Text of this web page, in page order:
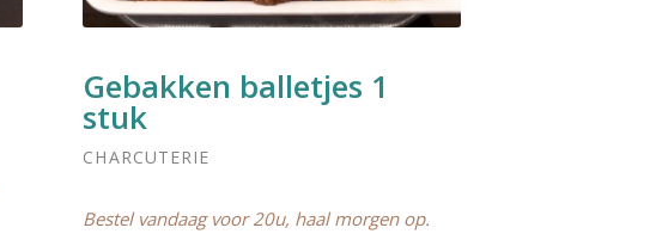
Gebakken balletjes 1
stuk
CHARCUTERIE
Bestel vandaag voor 20u, haal morgen op.